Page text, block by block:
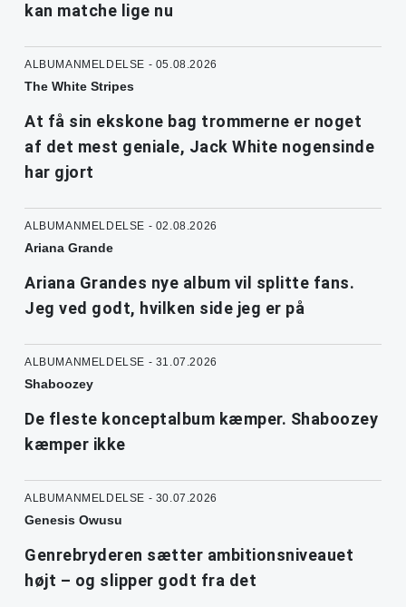
kan matche lige nu
ALBUMANMELDELSE - 05.08.2026
The White Stripes
At få sin ekskone bag trommerne er noget
af det mest geniale, Jack White nogensinde
har gjort
ALBUMANMELDELSE - 02.08.2026
Ariana Grande
Ariana Grandes nye album vil splitte fans.
Jeg ved godt, hvilken side jeg er på
ALBUMANMELDELSE - 31.07.2026
Shaboozey
De fleste konceptalbum kæmper. Shaboozey
kæmper ikke
ALBUMANMELDELSE - 30.07.2026
Genesis Owusu
Genrebryderen sætter ambitionsniveauet
højt – og slipper godt fra det